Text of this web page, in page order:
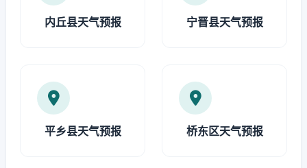
内丘县天气预报 宁晋县天气预报
平乡县天气预报 桥东区天气预报